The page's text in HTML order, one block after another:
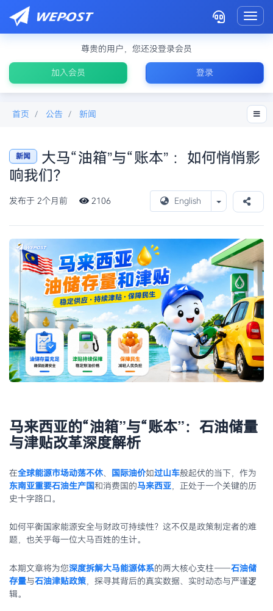
尊贵的用户，您还没登录会员
加入会员 登录
首页 公告 新闻
新闻
大马“油箱”与“账本” ：如何悄悄影
响我们？
发布于 2个月前 2106 English Toggle
马来西亚的“油箱”与“账本”：石油储量
与津贴改革深度解析
在全球能源市场动荡不休、 国际油价如过山车般起伏的当下，作为
东南亚重要石油生产国和消费国的马来西亚 ，正处于一个关键的历
史十字路口。
如何平衡国家能源安全与财政可持续性？这不仅是政策制定者的难
题，也关乎每一位大马百姓的生计。
本期文章将为您深度拆解大马能源体系的两大核心支柱——石油储
存量与石油津贴政策 ，探寻其背后的真实数据、实时动态与严谨逻
辑。